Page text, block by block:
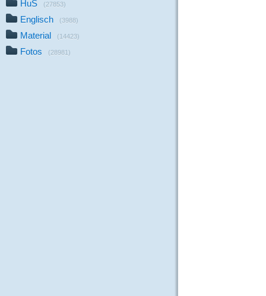
HuS (27853)
Englisch (3988)
Material (14423)
Fotos (28981)